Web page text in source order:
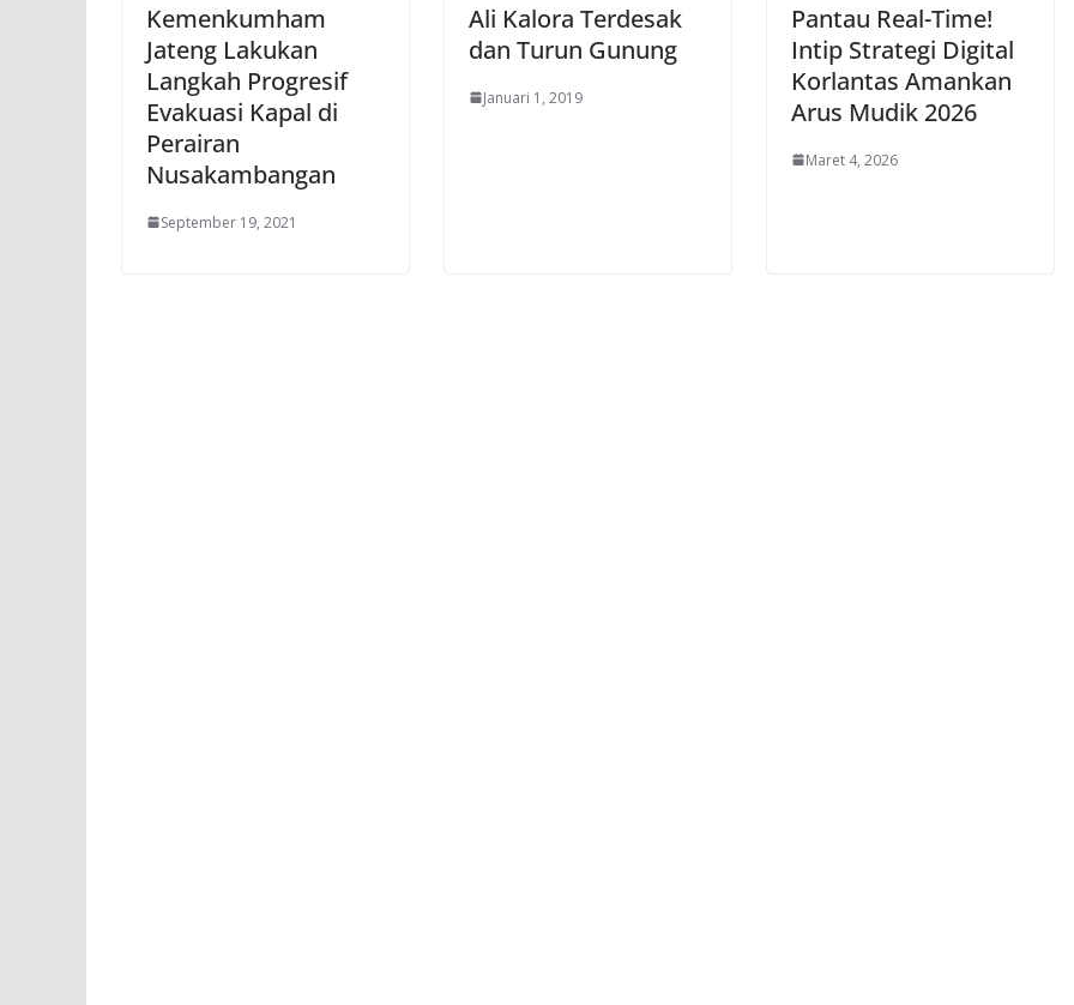
Kemenkumham
Jateng Lakukan
Langkah Progresif
Evakuasi Kapal di
Perairan
Nusakambangan
September 19, 2021
Ali Kalora Terdesak
dan Turun Gunung
Januari 1, 2019
Pantau Real-Time!
Intip Strategi Digital
Korlantas Amankan
Arus Mudik 2026
Maret 4, 2026